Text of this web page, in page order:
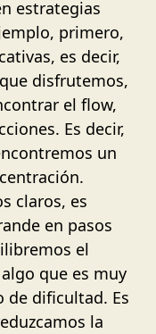
estrategias
primero,
es decir,
disfrutemos,
el flow,
Es decir,
un
claros, es
en pasos
el
que es muy
de dificultad. Es
la